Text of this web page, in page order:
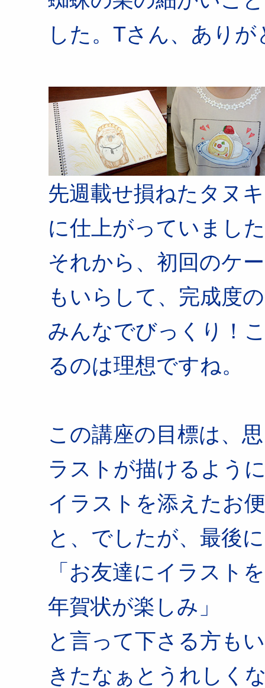
した。Tさん、あり
先週載せ損ねたタヌ
に仕上がっていまし
それから、初回のケ
もいらして、完成度
みんなでびっくり！
るのは理想ですね。
この講座の目標は、
ラストが描けるよう
イラストを添えたお
と、でしたが、最後に
「お友達にイラスト
年賀状が楽しみ」
と言って下さる方も
きたなぁとうれしく